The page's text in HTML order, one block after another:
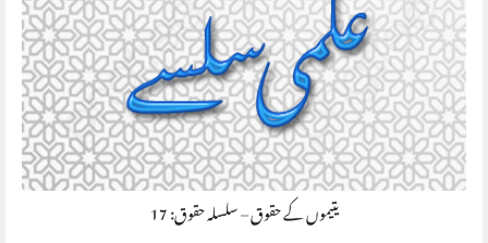
يتیموں کے حقوق – سلسلہ حقوق: 17